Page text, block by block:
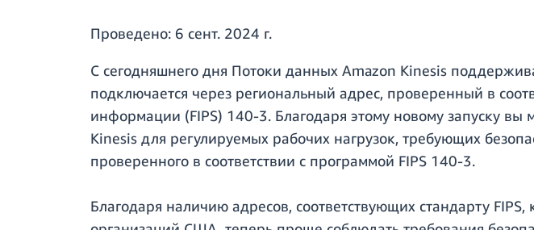
Проведено: 6 сент. 2024 г.
С сегодняшнего дня Потоки данных Amazon Kinesis
подключается через региональный адрес, проверенный в
информации (FIPS) 140-3. Благодаря этому новому запуску вы
Kinesis для регулируемых рабочих нагрузок, требующих
проверенного в соответствии с программой FIPS 140-3.
Благодаря наличию адресов, соответствующих стандарту